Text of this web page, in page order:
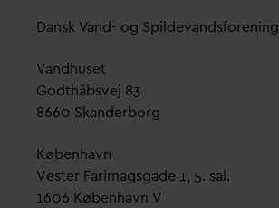
Dansk Vand- og Spildevandsforening
Vandhuset
Godthåbsvej 83
8660 Skanderborg
København
Vester Farimagsgade 1, 5. sal.
1606 København V